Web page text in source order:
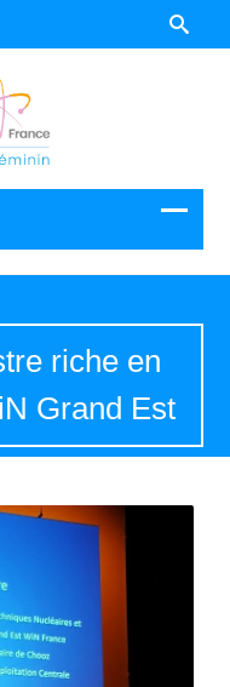
riche en
Grand Est